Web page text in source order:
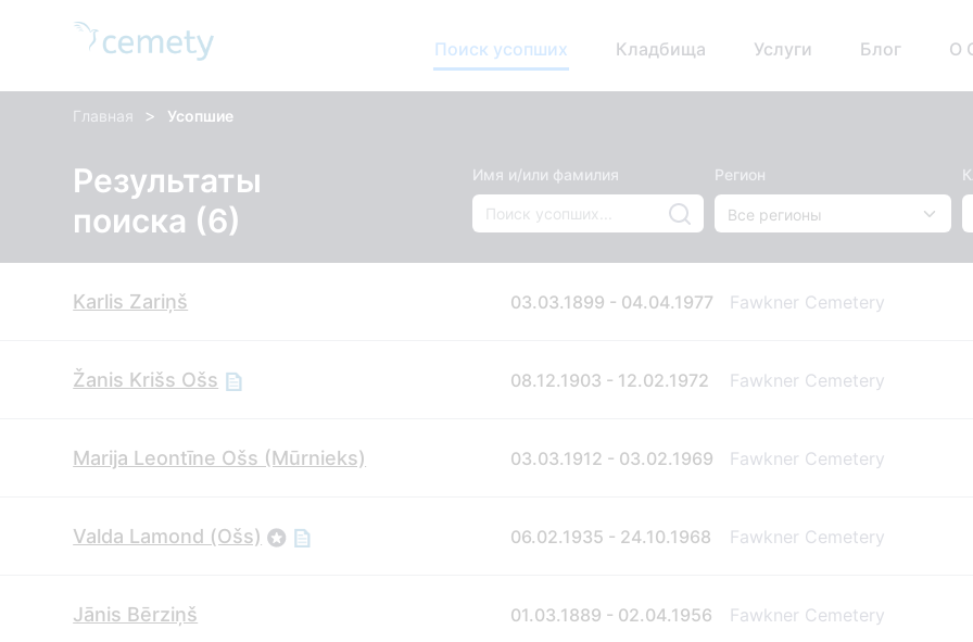
Поиск усопших Кладбища Услуги Блог О
Главная > Усопшие
Результаты
поиска (6)
Имя и/или фамилия Регион
Karlis Zariņš 03.03.1899 - 04.04.1977 Fawkner Cemetery
Žanis Krišs Ošs 08.12.1903 - 12.02.1972 Fawkner Cemetery
Marija Leontīne Ošs (Mūrnieks) 03.03.1912 - 03.02.1969 Fawkner Cemetery
Valda Lamond (Ošs) 06.02.1935 - 24.10.1968 Fawkner Cemetery
Jānis Bērziņš 01.03.1889 - 02.04.1956 Fawkner Cemetery